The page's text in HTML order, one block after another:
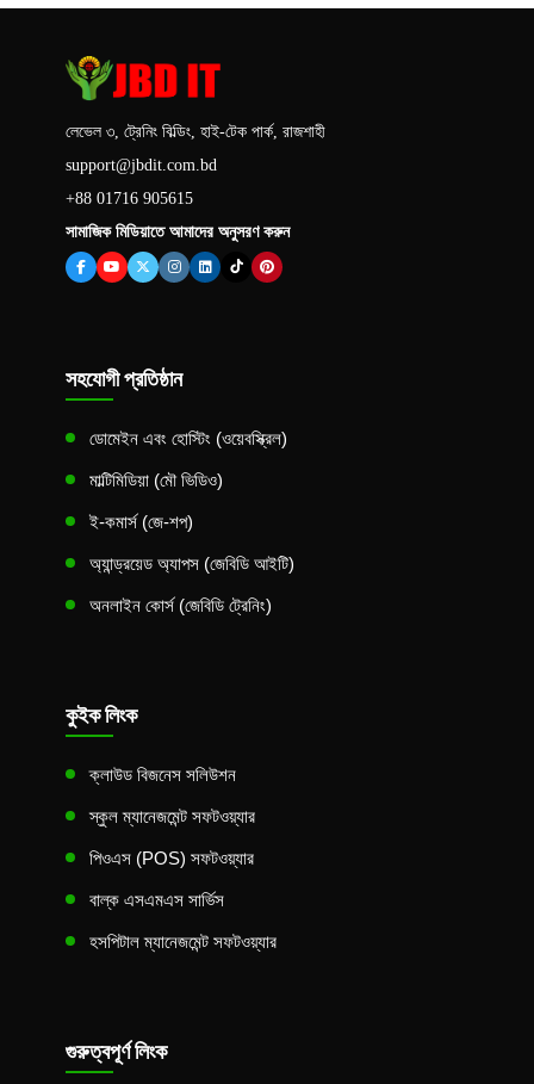
লেভেল ৩, ট্রেনিং বিল্ডিং, হাই-টেক পার্ক, রাজশাহী
support@jbdit.com.bd
+88 01716 905615
সামাজিক মিডিয়াতে আমাদের অনুসরণ করুন
সহযোগী প্রতিষ্ঠান
ডোমেইন এবং হোস্টিং (ওয়েবস্ক্রিল)
মাল্টিমিডিয়া (মৌ ভিডিও)
ই-কমার্স (জে-শপ)
অ্যান্ড্রয়েড অ্যাপস (জেবিডি আইটি)
অনলাইন কোর্স (জেবিডি ট্রেনিং)
কুইক লিংক
ক্লাউড বিজনেস সলিউশন
স্কুল ম্যানেজমেন্ট সফটওয়্যার
পিওএস (POS) সফটওয়্যার
বাল্ক এসএমএস সার্ভিস
হসপিটাল ম্যানেজমেন্ট সফটওয়্যার
গুরুত্বপূর্ণ লিংক